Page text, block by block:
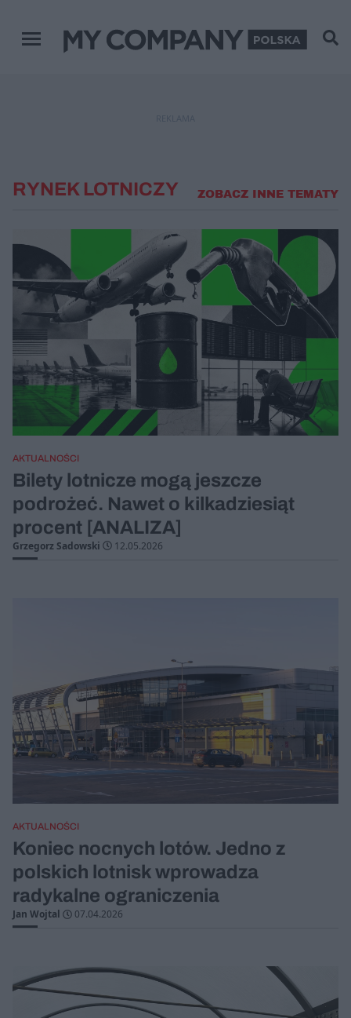
Menu główne
RYNEK LOTNICZY ZOBACZ INNE TEMATY
AKTUALNOŚCI
Bilety lotnicze mogą jeszcze
podrożeć. Nawet o kilkadziesiąt
procent [ANALIZA]
Grzegorz Sadowski 12.05.2026
AKTUALNOŚCI
Koniec nocnych lotów. Jedno z
polskich lotnisk wprowadza
radykalne ograniczenia
Jan Wojtal 07.04.2026